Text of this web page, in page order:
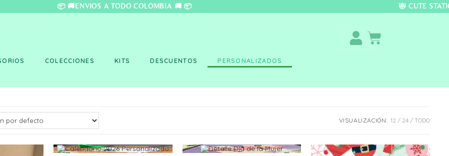
📦 🚚ENVÍOS A TODO COLOMBIA 🚚 📦 😻
COLECCIONES KITS DESCUENTOS PERSONALIZADOS
VISUALIZACIÓN: 12 24 TODO